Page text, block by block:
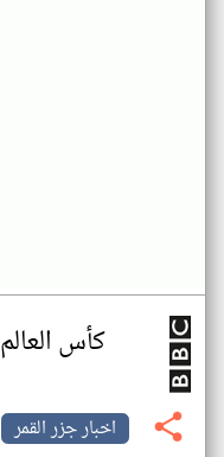
كأس العالم 2026
اخبار جزر القمر